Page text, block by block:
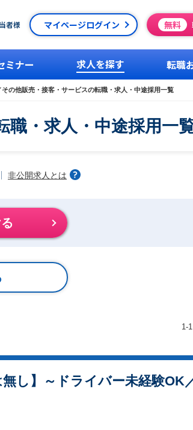
者様 マイページログイン 無料
ミナー 求人を探す 転職
その他販売・接客・サービスの転職・求人・中途採用一覧
職・求人・中途採用一
非公開求人とは
1-
し】～ドライバー未経験OK